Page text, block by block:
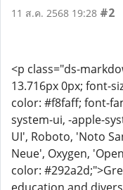
11 ส.ค. 2568 19:28 #2
<p class="ds-
13.716px 0px; font-
color: #f8faff; font-
system-ui, -apple-
UI', Roboto, 'Noto
Neue', Oxygen,
color: